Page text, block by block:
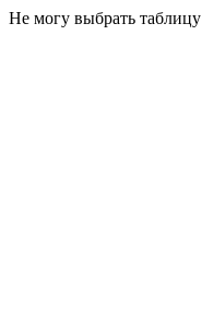
Не могу выбрать таблицу